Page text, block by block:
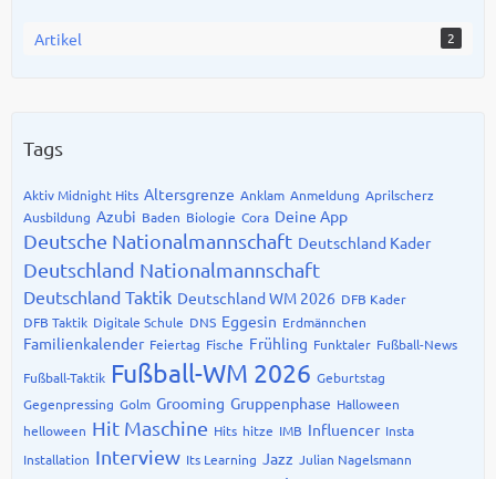
Artikel 2
Tags
Aktiv Midnight Hits Altersgrenze Anklam Anmeldung Aprilscherz
Ausbildung Azubi Baden Biologie Cora Deine App
Deutsche Nationalmannschaft Deutschland Kader
Deutschland Nationalmannschaft
Deutschland Taktik Deutschland WM 2026 DFB Kader
DFB Taktik Digitale Schule DNS Eggesin Erdmännchen
Familienkalender Feiertag Fische Frühling Funktaler Fußball-News
Fußball-Taktik Fußball-WM 2026 Geburtstag
Gegenpressing Golm Grooming Gruppenphase Halloween
helloween Hit Maschine Hits hitze IMB Influencer Insta
Installation Interview Its Learning Jazz Julian Nagelsmann